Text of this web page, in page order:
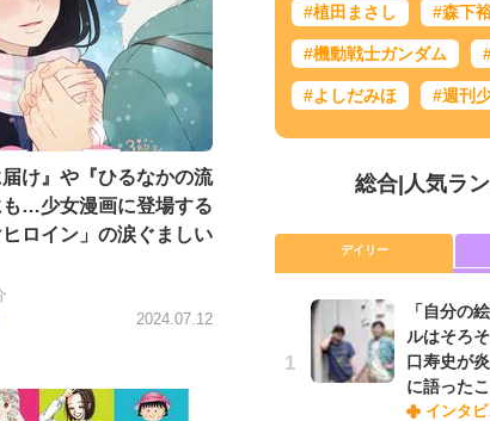
届け』や『ひるなかの流
…少女漫画に登場する
ヒロイン」の涙ぐましい
2024.07.12
#植田まさし #森下
#機動戦士ガンダム
#よしだみほ #週刊
総合| 人気ラ
デイリー
「自分の
ルはそろ
口寿史が
に語った
インタ